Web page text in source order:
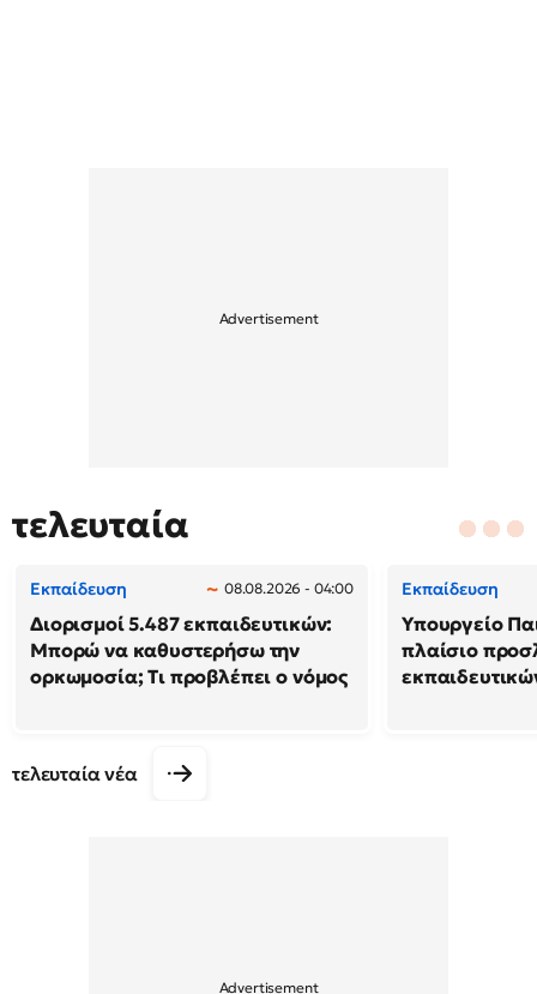
τελευταία
Εκπαίδευση 08.08.2026 - 04:00
Διορισμοί 5.487 εκπαιδευτικών:
Μπορώ να καθυστερήσω την
ορκωμοσία; Τι προβλέπει ο νόμος
Εκπαίδευση
Υπουργείο
πλαίσιο
τελευταία νέα